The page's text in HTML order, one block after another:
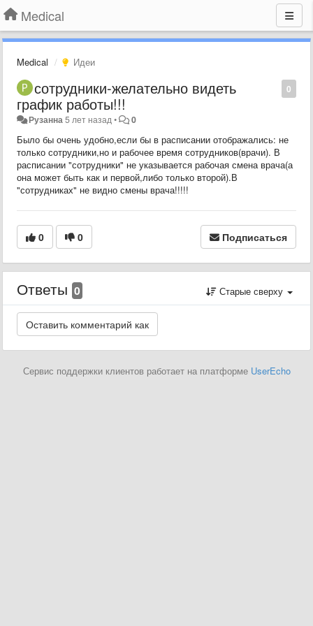
Medical
Medical Идеи
0
сотрудники-желательно видеть
график работы!!!
Рузанна5 лет назад• 0
Было бы очень удобно,если бы в расписании отображались: не
только сотрудники,но и рабочее время сотрудников(врачи). В
расписании "сотрудники" не указывается рабочая смена врача(а
она может быть как и первой,либо только второй).В
"сотрудниках" не видно смены врача!!!!!
0 0 Подписаться
Ответы 0 Старые сверху
Сервис поддержки клиентов работает на платформе UserEcho